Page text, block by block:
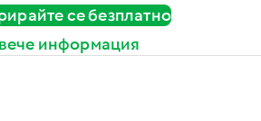
се безплатно
информация